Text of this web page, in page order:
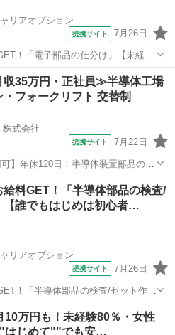
リアオプション
提携サイト 7月26日
！「電子部品の仕分け」【未経験
！少人数の職場！高時給1250円！
見学が多数！お仕事安心スタート
35万円・正社員≫半導体工場
フォークリフト 交替制
株式会社
提携サイト 7月22日
】年休120日！半導体装置部品の製
体装置部品
その他
給料GET！「半導体部品の検査/
【誰でもはじめは初心者…
リアオプション
提携サイト 7月26日
！「半導体部品の検査/セット作
入重視派さんに！残業20H以上！！
10万円も！未経験80％・女性
はじめて""でも安…